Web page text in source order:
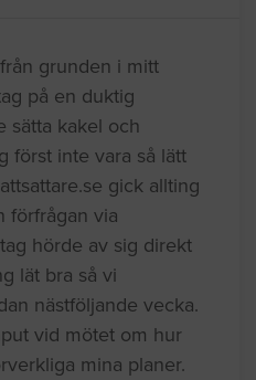
grunden i mitt
på en duktig
sätta kakel och
först inte vara så lätt
gick allting
förfrågan via
hörde av sig direkt
lät bra så vi
nästföljande vecka.
vid mötet om hur
mina planer.